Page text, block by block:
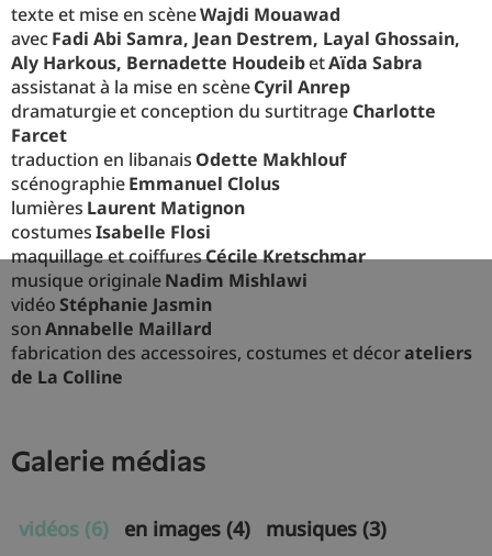
texte et mise en scèneWajdi Mouawad
avecFadi Abi Samra, Jean Destrem, Layal Ghossain,
Aly Harkous, Bernadette HoudeibetAïda Sabra
assistanat à la mise en scèneCyril Anrep
dramaturgie et conception du surtitrage Charlotte
Farcet
traduction en libanais Odette Makhlouf
scénographieEmmanuel Clolus
lumières Laurent Matignon
costumesIsabelle Flosi
maquillage et coiffuresCécile Kretschmar
musique originaleNadim Mishlawi
vidéoStéphanie Jasmin
sonAnnabelle Maillard
fabrication des accessoires, costumes et décorateliers
de La Colline
galerie médias
vidéos (6) en images (4) musiques (3)